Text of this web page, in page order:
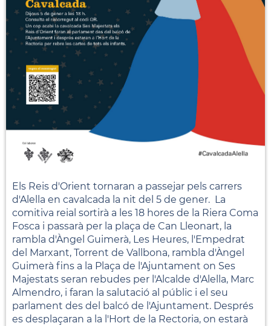
Els Reis d'Orient tornaran a passejar pels carrers
d'Alella en cavalcada la nit del 5 de gener. La
comitiva reial sortirà a les 18 hores de la Riera Coma
Fosca i passarà per la plaça de Can Lleonart, la
rambla d'Àngel Guimerà, Les Heures, l'Empedrat
del Marxant, Torrent de Vallbona, rambla d'Àngel
Guimerà fins a la Plaça de l'Ajuntament on Ses
Majestats seran rebudes per l'Alcalde d'Alella, Marc
Almendro, i faran la salutació al públic i el seu
parlament des del balcó de l'Ajuntament. Després
es desplaçaran a la l'Hort de la Rectoria, on estarà